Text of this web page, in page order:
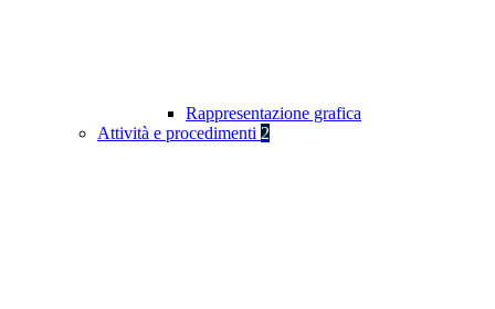
Rappresentazione grafica
Attività e procedimenti 2